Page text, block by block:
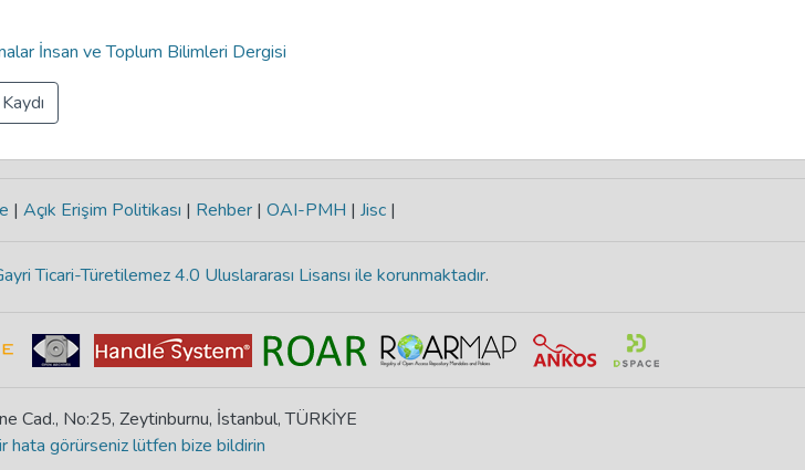
İnsan ve Toplum Bilimleri Dergisi
| Açık Erişim Politikası | Rehber | OAI-PMH | Jisc |
Ticari-Türetilemez 4.0 Uluslararası Lisansı ile korunmaktadır.
Cad., No:25, Zeytinburnu, İstanbul, TÜRKİYE
hata görürseniz lütfen bize bildirin